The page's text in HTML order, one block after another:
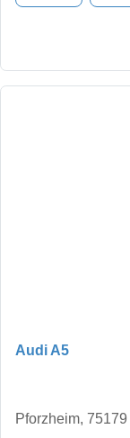
Audi A5
Pforzheim, 75179